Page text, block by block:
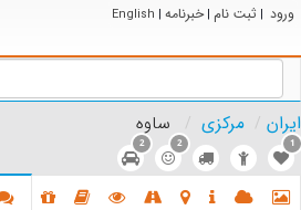
ورود | ثبت نام | خبرنامه |
English
ایران مرکزی ساوه
1
2
2